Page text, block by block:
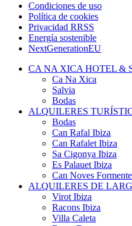
Condiciones de uso
Política de cookies
Privacidad RRSS
Energía sostenible
NextGenerationEU
CA NA XICA HOTEL &
Ca Na Xica
Salvia
Bodas
ALQUILERES
Bodas
Can Rafal Ibiza
Can Rafalet Ibiza
Sa Cigonya Ibiza
Es Palauet Ibiza
Can Noves
ALQUILERES DE
Virot Ibiza
Racons Ibiza
Villa Caleta